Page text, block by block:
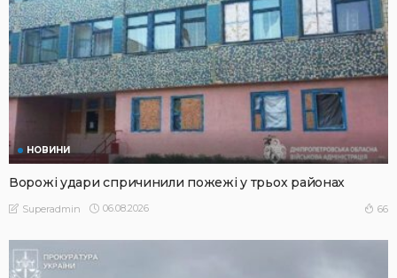
НОВИНИ
Ворожі удари спричинили пожежі у трьох районах
Superadmin 06.08.2026 66